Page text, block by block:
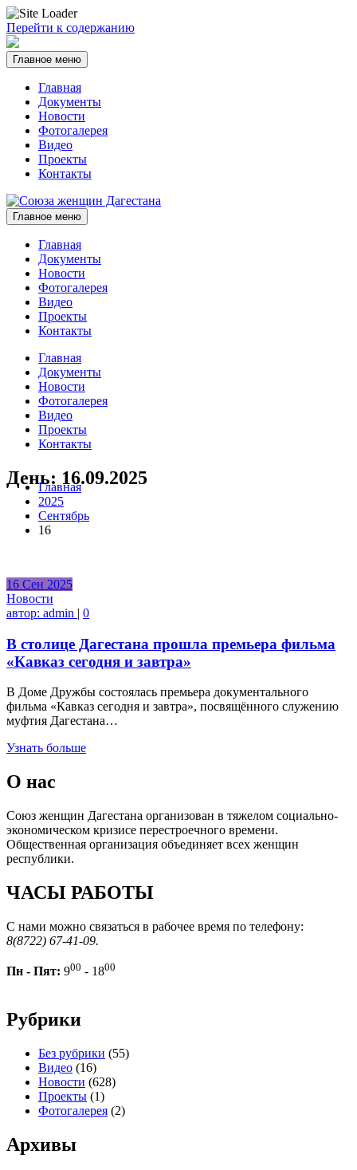
Перейти к содержанию
Главное меню
Главная
Документы
Новости
Фотогалерея
Видео
Проекты
Контакты
Главное меню
Главная
Документы
Новости
Фотогалерея
Видео
Проекты
Контакты
Главная
Документы
Новости
Фотогалерея
Видео
Проекты
Контакты
День: 16.09.2025
Главная
2025
Сентябрь
16
16 Сен 2025
Новости
автор: admin | 0
В столице Дагестана прошла премьера фильма
«Кавказ сегодня и завтра»
В Доме Дружбы состоялась премьера документального
фильма «Кавказ сегодня и завтра», посвящённого служению
муфтия Дагестана…
Узнать больше
О нас
Союз женщин Дагестана организован в тяжелом социально-
экономическом кризисе перестроечного времени.
Общественная организация объединяет всех женщин
республики.
ЧАСЫ РАБОТЫ
С нами можно связаться в рабочее время по телефону:
8(8722) 67-41-09.
Пн - Пят: 900 - 1800
Рубрики
Без рубрики (55)
Видео (16)
Новости (628)
Проекты (1)
Фотогалерея (2)
Архивы